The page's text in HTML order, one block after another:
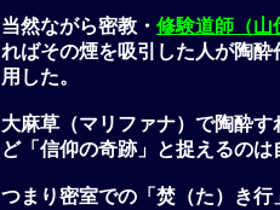
当然ながら密教・ 修験道師（山
ればその煙を吸引した人が陶
用した。
大麻草（マリファナ）で陶酔
ど「信仰の奇跡」と捉えるの
つまり密室での「焚（た）き